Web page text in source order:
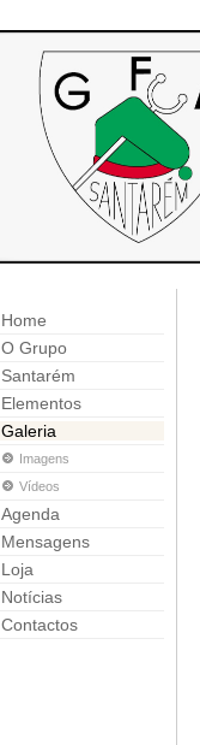
Home
O Grupo
Santarém
Elementos
Galeria
Imagens
Vídeos
Agenda
Mensagens
Loja
Notícias
Contactos